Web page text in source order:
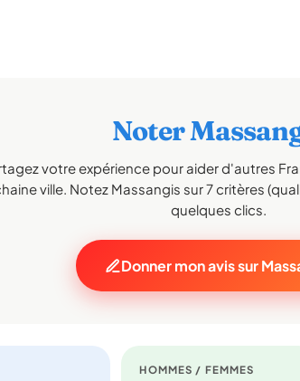
Noter
votre expérience pour aider d'autres
ville. Notez Massangis sur 7 critères
quelques clics.
Donner mon avis sur
HOMMES / FEMMES